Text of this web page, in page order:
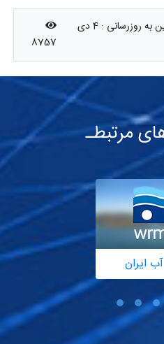
به روزرسانی : 4 دی
8757
مرتبطـ
ایران